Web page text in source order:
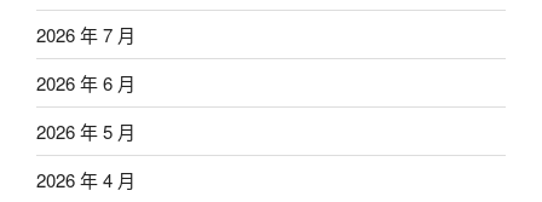
2026 年 7 月
2026 年 6 月
2026 年 5 月
2026 年 4 月